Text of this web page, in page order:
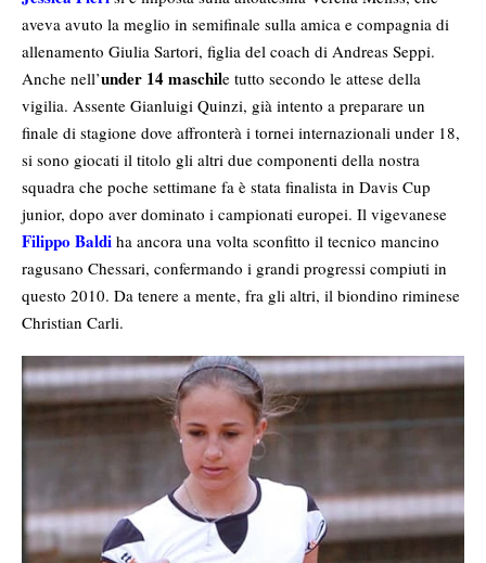
aveva avuto la meglio in semifinale sulla amica e compagnia di
allenamento Giulia Sartori, figlia del coach di Andreas Seppi.
Anche nell’under 14 maschile tutto secondo le attese della
vigilia. Assente Gianluigi Quinzi, già intento a preparare un
finale di stagione dove affronterà i tornei internazionali under 18,
si sono giocati il titolo gli altri due componenti della nostra
squadra che poche settimane fa è stata finalista in Davis Cup
junior, dopo aver dominato i campionati europei. Il vigevanese
Filippo Baldi ha ancora una volta sconfitto il tecnico mancino
ragusano Chessari, confermando i grandi progressi compiuti in
questo 2010. Da tenere a mente, fra gli altri, il biondino riminese
Christian Carli.